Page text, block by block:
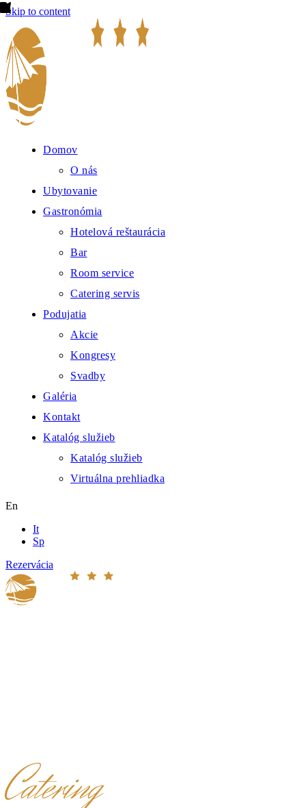
Skip to content
Domov
O nás
Ubytovanie
Gastronómia
Hotelová reštaurácia
Bar
Room service
Catering servis
Podujatia
Akcie
Kongresy
Svadby
Galéria
Kontakt
Katalóg služieb
Katalóg služieb
Virtuálna prehliadka
En
It
Sp
Rezervácia
Catering